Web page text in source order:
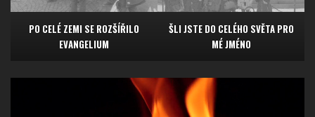
PO CELÉ ZEMI SE ROZŠÍŘILO
EVANGELIUM
ŠLI JSTE DO CELÉHO SVĚTA PRO
MÉ JMÉNO